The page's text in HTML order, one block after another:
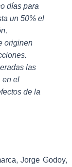
días para
un 50% el
originen
las
en el
de la
Jorge Godoy,